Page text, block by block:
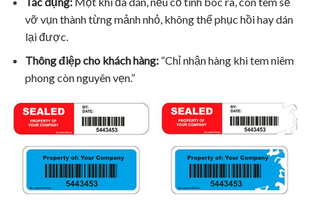
vỡ vụn thành từng mảnh nhỏ, không thể phục hồi hay dán
lại được.
Thông điệp cho khách hàng:“Chỉ nhận hàng khi tem niêm
phong còn nguyên vẹn.”